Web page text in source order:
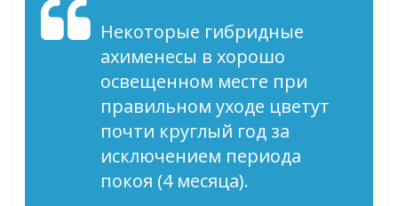
Некоторые гибридные
ахименесы в хорошо
освещенном месте при
правильном уходе цветут
почти круглый год за
исключением периода
покоя (4 месяца).